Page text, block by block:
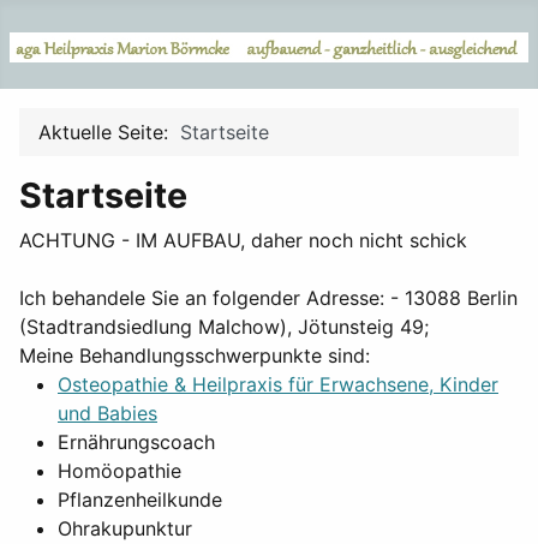
Aktuelle Seite: Startseite
Startseite
ACHTUNG - IM AUFBAU, daher noch nicht schick
Ich behandele Sie an folgender Adresse: - 13088 Berlin
(Stadtrandsiedlung Malchow), Jötunsteig 49;
Meine Behandlungsschwerpunkte sind:
Osteopathie & Heilpraxis für Erwachsene, Kinder
und Babies
Ernährungscoach
Homöopathie
Pflanzenheilkunde
Ohrakupunktur